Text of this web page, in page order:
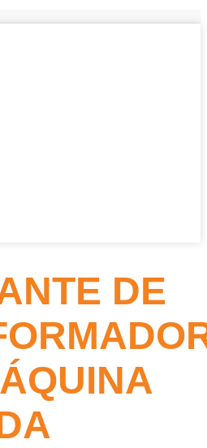
DE